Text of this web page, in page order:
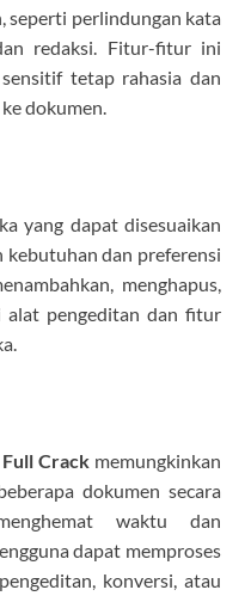
seperti perlindungan kata
redaksi. Fitur-fitur ini
tetap rahasia dan
dokumen.
yang dapat disesuaikan
kebutuhan dan preferensi
menghapus,
alat pengeditan dan fitur
Crack memungkinkan
dokumen secara
waktu dan
dapat memproses
konversi, atau